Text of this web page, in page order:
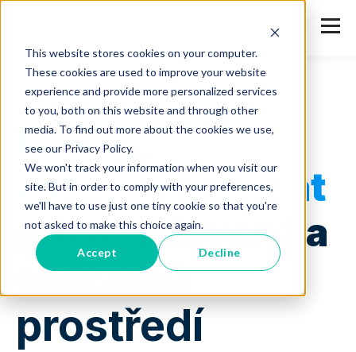
This website stores cookies on your computer.
These cookies are used to improve your website
experience and provide more personalized services
to you, both on this website and through other
media. To find out more about the cookies we use,
see our Privacy Policy.
We won't track your information when you visit our
site. But in order to comply with your preferences,
we'll have to use just one tiny cookie so that you're
not asked to make this choice again.
Accept Decline
Inteligentní
zabezpečení dat
pro regulovaná a
omezená
prostředí